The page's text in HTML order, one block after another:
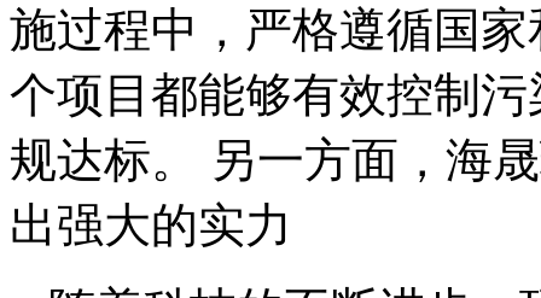
施过程中，严格遵循国
个项目都能够有效控制
规达标。 另一方面，海
出强大的实力